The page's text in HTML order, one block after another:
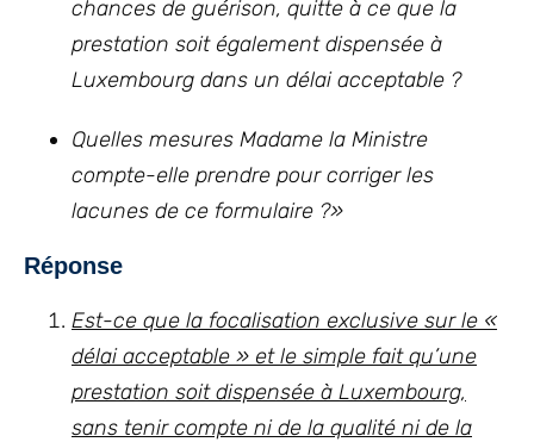
chances de guérison, quitte à ce que la
prestation soit également dispensée à
Luxembourg dans un délai acceptable ?
Quelles mesures Madame la Ministre
compte-elle prendre pour corriger les
lacunes de ce formulaire ?»
Réponse
Est-ce que la focalisation exclusive sur le «
délai acceptable » et le simple fait qu’une
prestation soit dispensée à Luxembourg,
sans tenir compte ni de la qualité ni de la